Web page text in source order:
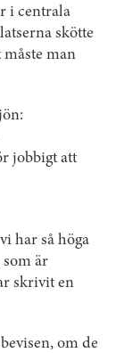
i centrala
skötte
man
jobbigt att
har så höga
som är
skrivit en
om de